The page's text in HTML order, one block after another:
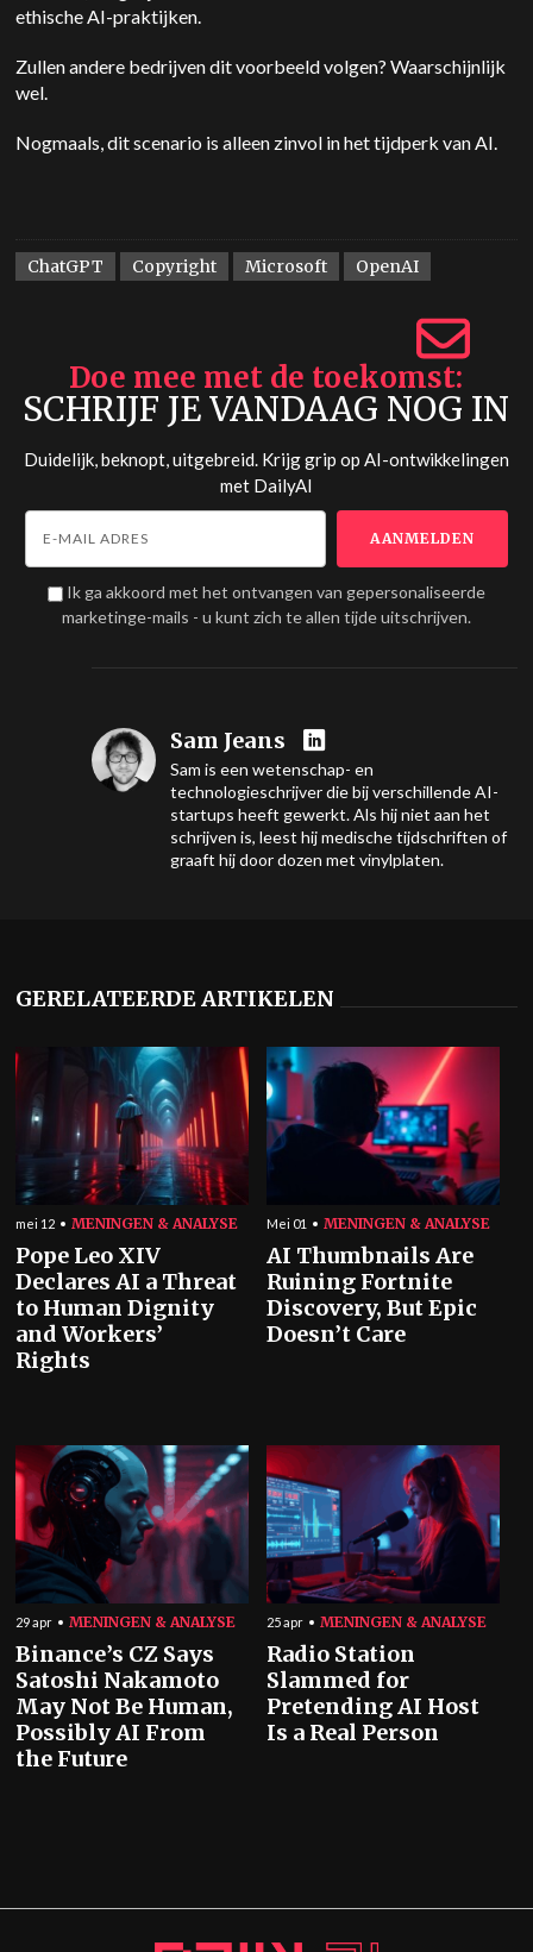
ethische AI-praktijken.
Zullen andere bedrijven dit voorbeeld volgen? Waarschijnlijk
wel.
Nogmaals, dit scenario is alleen zinvol in het tijdperk van AI.
ChatGPT Copyright Microsoft OpenAI
Doe mee met de toekomst
SCHRIJF JE VANDAAG NOG IN
Duidelijk, beknopt, uitgebreid. Krijg grip op AI-ontwikkelingen
met DailyAI
Ik ga akkoord met het ontvangen van gepersonaliseerde
marketinge-mails - u kunt zich te allen tijde uitschrijven.
Sam Jeans
Sam is een wetenschap- en
technologieschrijver die bij verschillende AI-
startups heeft gewerkt. Als hij niet aan het
schrijven is, leest hij medische tijdschriften of
graaft hij door dozen met vinylplaten.
GERELATEERDE ARTIKELEN
mei 12 MENINGEN & ANALYSE
Pope Leo XIV
Declares AI a Threat
to Human Dignity
and Workers’
Rights
Mei 01 MENINGEN & ANALYSE
AI Thumbnails Are
Ruining Fortnite
Discovery, But Epic
Doesn’t Care
29 apr MENINGEN & ANALYSE
Binance’s CZ Says
Satoshi Nakamoto
May Not Be Human,
Possibly AI From
the Future
25 apr MENINGEN & ANALYSE
Radio Station
Slammed for
Pretending AI Host
Is a Real Person